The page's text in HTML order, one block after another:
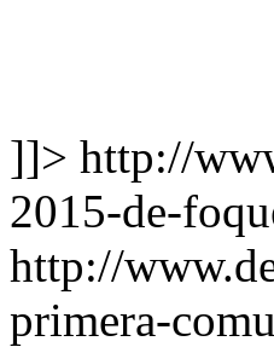
]]> http://
2015-de-
http://
primera-